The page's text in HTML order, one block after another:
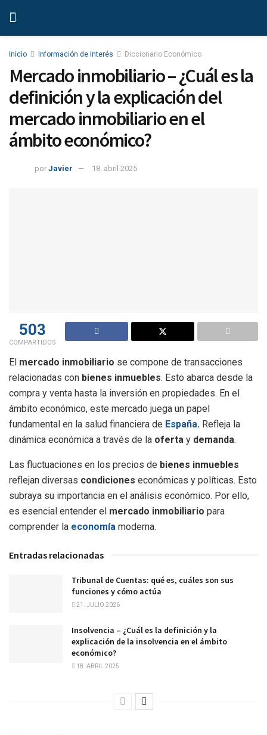
Inicio Información de Interés Diccionario Económico
Mercado inmobiliario – ¿Cuál es la
definición y la explicación del
mercado inmobiliario en el
ámbito económico?
por Javier 18. abril 2025
503
COMPARTIDOS
El mercado inmobiliario se compone de transacciones
relacionadas con bienes inmuebles. Esto abarca desde la
compra y venta hasta la inversión en propiedades. En el
ámbito económico, este mercado juega un papel
fundamental en la salud financiera de España. Refleja la
dinámica económica a través de la oferta y demanda.
Las fluctuaciones en los precios de bienes inmuebles
reflejan diversas condiciones económicas y políticas. Esto
subraya su importancia en el análisis económico. Por ello,
es esencial entender el mercado inmobiliario para
comprender la economía moderna.
Entradas relacionadas
Tribunal de Cuentas: qué es, cuáles son sus
funciones y cómo actúa
21. JULIO 2026
Insolvencia – ¿Cuál es la definición y la
explicación de la insolvencia en el ámbito
económico?
18. ABRIL 2025